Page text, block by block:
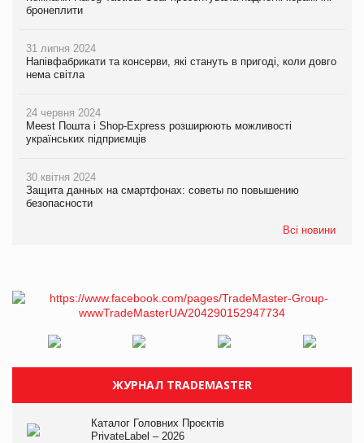
бронеплити
31 липня 2024
Напівфабрикати та консерви, які стануть в пригоді, коли довго
нема світла
24 червня 2024
Meest Пошта і Shop-Express розширюють можливості
українських підприємців
30 квітня 2024
Защита данных на смартфонах: советы по повышению
безопасности
Всі новини
ЖУРНАЛ TRADEMASTER
Каталог Головних Проєктів
PrivateLabel – 2026